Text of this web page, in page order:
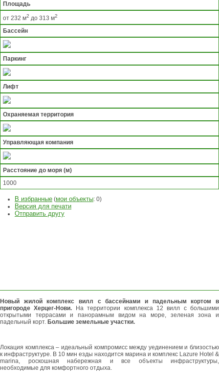
Площадь
от 232 м2 до 313 м2
Бассейн
Паркинг
Лифт
Охраняемая территория
Управляющая компания
Расстояние до моря (м)
1000
В избранные (мои объекты: 0)
Версия для печати
Отправить другу
Новый жилой комплекс вилл с бассейнами и падельным кортом в
пригороде Херцег-Нови.
На территории комплекса 12 вилл с большими
открытыми террасами и панорамным видом на море, зеленая зона и
падельный корт. Большие земельные участки.
Локация комплекса – идеальный компромисс между уединением и близостью
к инфраструктуре. В 10 мин езды находится марина и комплекс Lazure Hotel &
marina, роскошная набережная и все объекты инфраструктуры,
необходимые для комфортного отдыха.